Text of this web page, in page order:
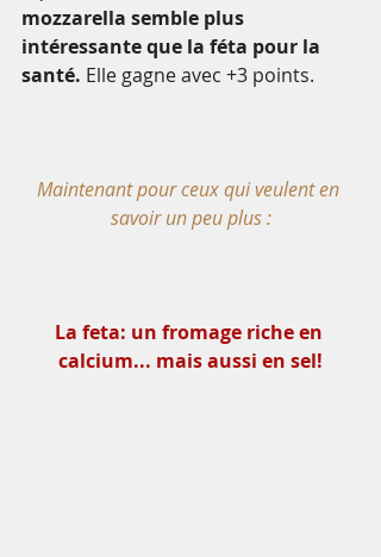
mozzarella semble plus
intéressante que la féta pour la
santé. Elle gagne avec +3 points.
Maintenant pour ceux qui veulent en
savoir un peu plus :
La feta: un fromage riche en
calcium... mais aussi en sel!